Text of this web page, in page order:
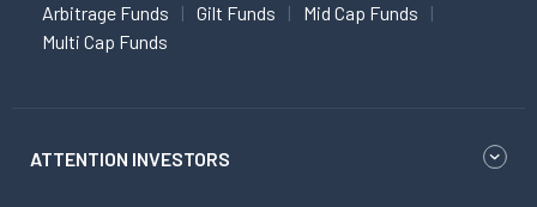
Arbitrage Funds
Gilt Funds
Mid Cap Funds
Multi Cap Funds
ATTENTION INVESTORS